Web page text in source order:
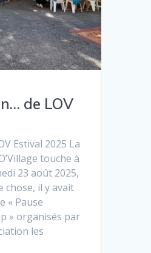
de LOV
Estival 2025 La
touche à
23 août 2025,
chose, il y avait
« Pause
» organisés par
les